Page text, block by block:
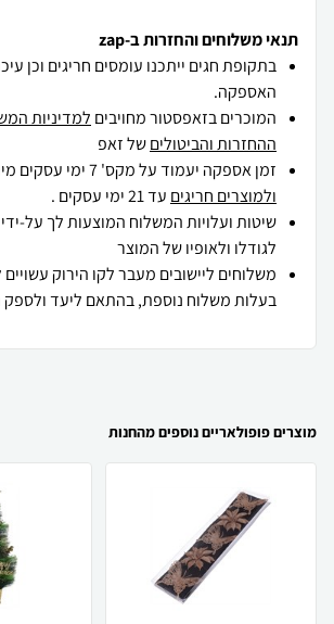
תנאי משלוחים והחזרות ב-zap
בתקופת חגים ייתכנו עומסים חריגים וכן
האספקה.
המוכרים בזאפסטור מחויבים למדיניות
ההחזרות והביטוליםשל זאפ
זמן אספקה יעמוד על מקס' 7 ימי עסקים מיום הזמנה,
ולמוצרים חריגים עד 21 ימי עסקים .
שיטות ועלויות המשלוח המוצעות לך על-
לגודלו ולאופיו של המוצר
משלוחים ליישובים מעבר לקו הירוק עשויים
בעלות משלוח נוספת, בהתאם ליעד
מוצרים פופולאריים נוספים מהחנות